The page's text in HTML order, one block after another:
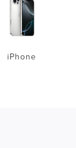
iPhone